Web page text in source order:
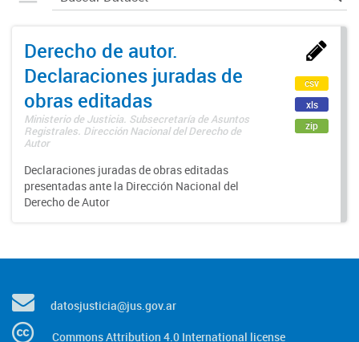
Derecho de autor.
Declaraciones juradas de
obras editadas
Ministerio de Justicia. Subsecretaría de Asuntos
Registrales. Dirección Nacional del Derecho de
Autor
Declaraciones juradas de obras editadas
presentadas ante la Dirección Nacional del
Derecho de Autor
csv
xls
zip
datosjusticia@jus.gov.ar
Commons Attribution 4.0 International license